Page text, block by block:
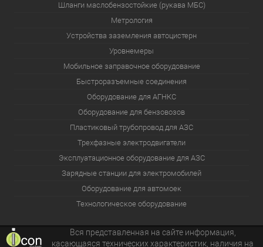
Шланги маслобензостойкие (рукава МБС)
Метрология
Устройства заземления автоцистерн
Уровнемеры
Мобильное заправочное оборудование
Быстроразъемные соединения
Оборудование для АГНКС
Оборудование для бензовозов
Пластиковый трубопровод для АЗС
Трехфазные электродвигатели
Эксплуатационное оборудование для АЗС
Зарядные станции для электромобилей
Оборудование для автомоек
Технологическое оборудование
Вся представленная на сайте информация,
касающаяся технических характеристик, наличия на